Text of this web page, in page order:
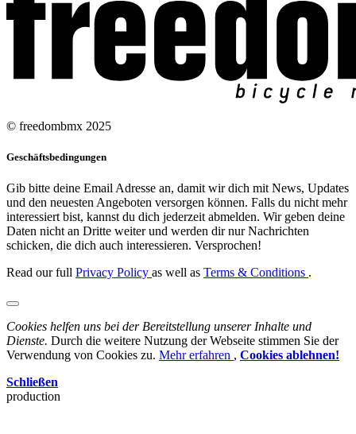
© freedombmx 2025
Geschäftsbedingungen
Gib bitte deine Email Adresse an, damit wir dich mit News, Updates
und den neuesten Angeboten versorgen können. Falls du nicht mehr
interessiert bist, kannst du dich jederzeit abmelden. Wir geben deine
Daten nicht an Dritte weiter und werden dir nur Nachrichten
schicken, die dich auch interessieren. Versprochen!
Read our full Privacy Policy as well as Terms & Conditions .
Cookies helfen uns bei der Bereitstellung unserer Inhalte und
Dienste. Durch die weitere Nutzung der Webseite stimmen Sie der
Verwendung von Cookies zu. Mehr erfahren , Cookies ablehnen!
Schließen
production